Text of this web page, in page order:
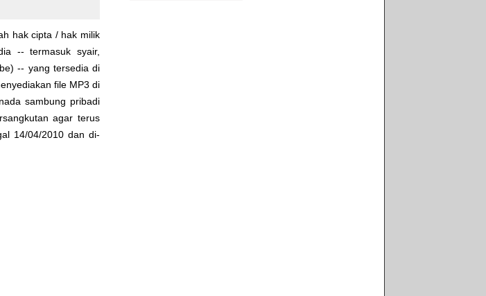
hak cipta / hak milik
-- termasuk syair,
-- yang tersedia di
file MP3 di
sambung pribadi
agar terus
14/04/2010 dan di-